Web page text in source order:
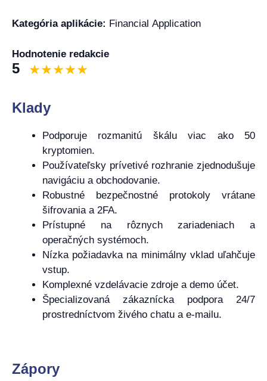
Kategória aplikácie: Financial Application
Hodnotenie redakcie
5
Klady
Podporuje rozmanitú škálu viac ako 50
kryptomien.
Používateľsky prívetivé rozhranie zjednodušuje
navigáciu a obchodovanie.
Robustné bezpečnostné protokoly vrátane
šifrovania a 2FA.
Prístupné na rôznych zariadeniach a
operačných systémoch.
Nízka požiadavka na minimálny vklad uľahčuje
vstup.
Komplexné vzdelávacie zdroje a demo účet.
Špecializovaná zákaznícka podpora 24/7
prostredníctvom živého chatu a e-mailu.
Zápory